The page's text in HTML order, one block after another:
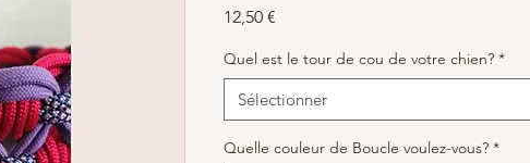
12,50 €
Quel est le tour de cou de votre chien? *
Sélectionner
Quelle couleur de Boucle voulez-vous? *